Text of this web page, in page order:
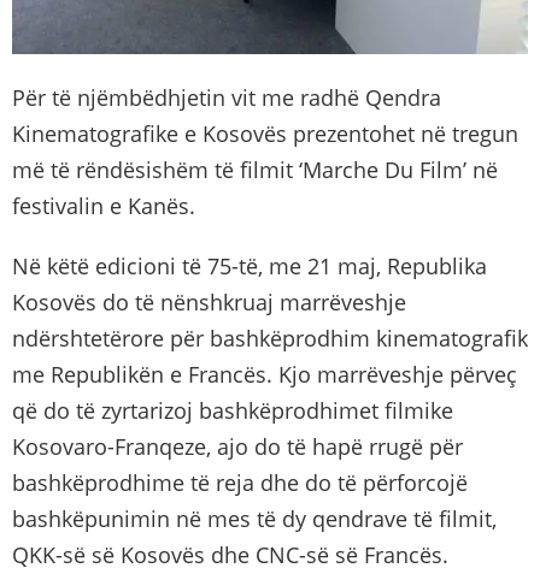
Për të njëmbëdhjetin vit me radhë Qendra
Kinematografike e Kosovës prezentohet në tregun
më të rëndësishëm të filmit ‘Marche Du Film’ në
festivalin e Kanës.
Në këtë edicioni të 75-të, me 21 maj, Republika
Kosovës do të nënshkruaj marrëveshje
ndërshtetërore për bashkëprodhim kinematografik
me Republikën e Francës. Kjo marrëveshje përveç
që do të zyrtarizoj bashkëprodhimet filmike
Kosovaro-Franqeze, ajo do të hapë rrugë për
bashkëprodhime të reja dhe do të përforcojë
bashkëpunimin në mes të dy qendrave të filmit,
QKK-së së Kosovës dhe CNC-së së Francës.